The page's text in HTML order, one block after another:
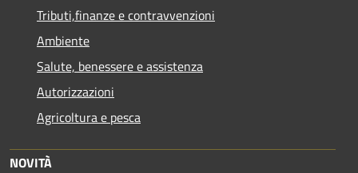
Tributi,finanze e contravvenzioni
Ambiente
Salute, benessere e assistenza
Autorizzazioni
Agricoltura e pesca
NOVITÀ